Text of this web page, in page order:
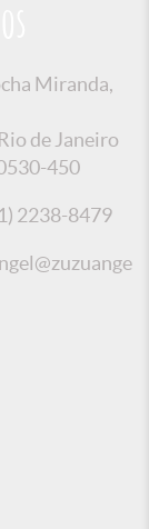
Miranda,
de Janeiro
450
2238-8479